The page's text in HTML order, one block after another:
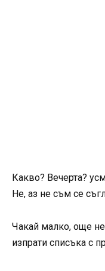
Какво? Вечерта?
Не, аз не съм се
Чакай малко, още
изпрати списъка с